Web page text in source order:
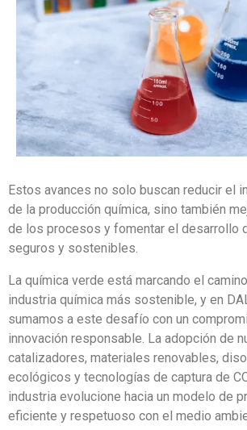
Estos avances no solo buscan reducir el
de la producción química, sino también
de los procesos y fomentar el desarrollo
seguros y sostenibles.
La química verde está marcando el
industria química más sostenible, y en
sumamos a este desafío con un
innovación responsable. La adopción de
catalizadores, materiales renovables,
ecológicos y tecnologías de captura de
industria evolucione hacia un modelo de
eficiente y respetuoso con el medio